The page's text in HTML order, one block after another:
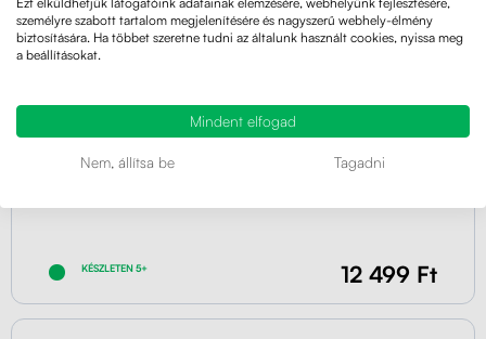
KÉSZLETEN 5+ 12 499 Ft
személyre szabott tartalom megjelenítésére és nagyszerű webhely-élmény
biztosítására. Ha többet szeretne tudni az általunk használt cookies, nyissa meg
a beállításokat.
Mindent elfogad
Nem, állítsa be Tagadni